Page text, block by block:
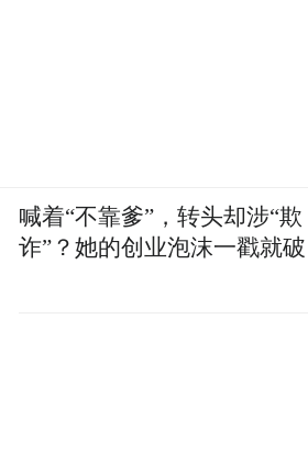
喊着“不靠爹”，转头却涉“欺
诈”？她的创业泡沫一戳就破